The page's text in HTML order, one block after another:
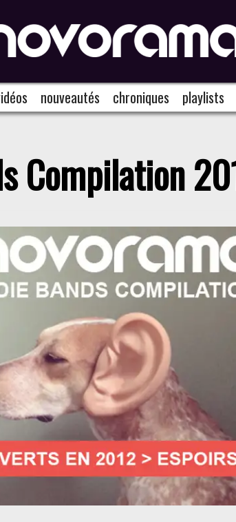
nouveautés chroniques playlists
Compilation